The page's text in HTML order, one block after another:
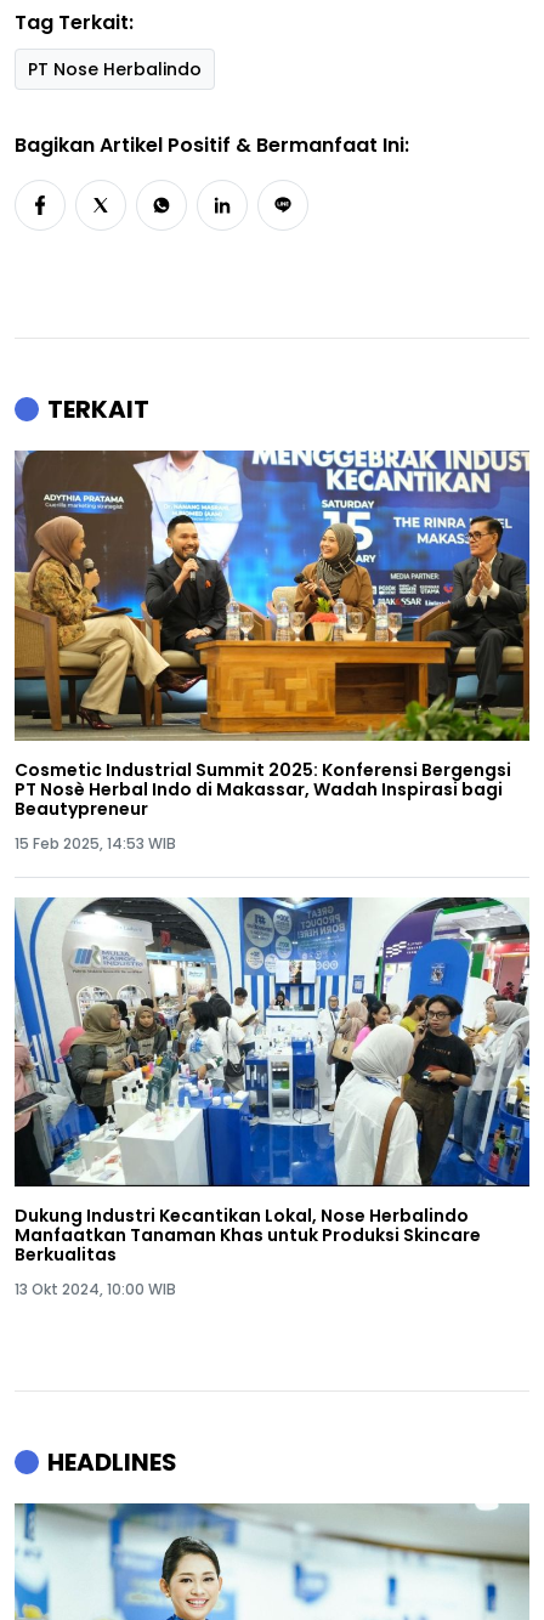
Tag Terkait:
PT Nose Herbalindo
Bagikan Artikel Positif & Bermanfaat Ini:
TERKAIT
Cosmetic Industrial Summit 2025: Konferensi Bergengsi
PT Nosè Herbal Indo di Makassar, Wadah Inspirasi bagi
Beautypreneur
15 Feb 2025, 14:53 WIB
Dukung Industri Kecantikan Lokal, Nose Herbalindo
Manfaatkan Tanaman Khas untuk Produksi Skincare
Berkualitas
13 Okt 2024, 10:00 WIB
HEADLINES